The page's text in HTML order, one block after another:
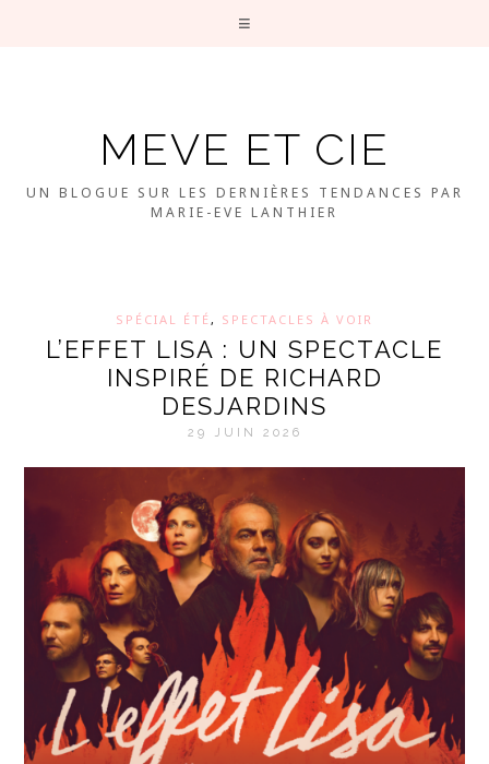
MEVE ET CIE
UN BLOGUE SUR LES DERNIÈRES TENDANCES PAR
MARIE-EVE LANTHIER
SPÉCIAL ÉTÉ, SPECTACLES À VOIR
L’EFFET LISA : UN SPECTACLE
INSPIRÉ DE RICHARD
DESJARDINS
29 JUIN 2026